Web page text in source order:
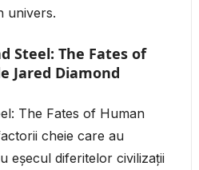
univers.
Steel: The Fates of
Jared Diamond
The Fates of Human
cheie care au
eșecul diferitelor civilizații